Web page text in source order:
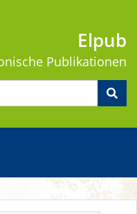
Elpub
Publikationen